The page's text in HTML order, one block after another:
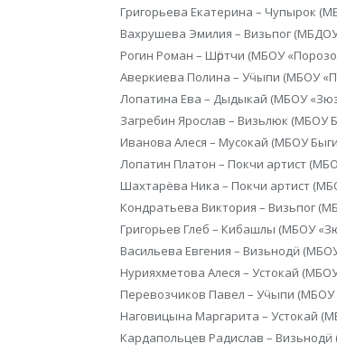
Григорьева Екатерина – Чупырок
Вахрушева Эмилия – Визьпог
Рогин Роман – Шӧртчи (МБОУ
Аверкиева Полина – Уӵыпи (МБОУ
Лопатина Ева – Дыдыкай (МБОУ
Загребин Ярослав – Визьлюк (МБОУ
Иванова Алеся – Мусокай (МБОУ
Лопатин Платон – Покчи артист
Шахтарёва Ника – Покчи артист
Кондратьева Виктория – Визьпог
Григорьев Глеб – Кибашлы (МБОУ
Васильева Евгения – Визьнодӥ
Нурияхметова Алеся – Устокай
Перевозчиков Павел – Уӵыпи
Наговицына Маргарита – Устокай
Кардапольцев Радислав –